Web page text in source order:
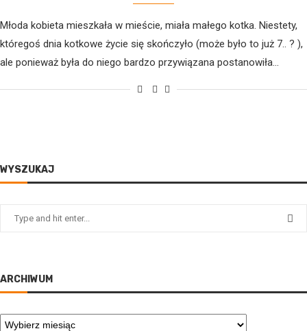
Młoda kobieta mieszkała w mieście, miała małego kotka. Niestety,
któregoś dnia kotkowe życie się skończyło (może było to już 7.. ? ),
ale ponieważ była do niego bardzo przywiązana postanowiła…
WYSZUKAJ
ARCHIWUM